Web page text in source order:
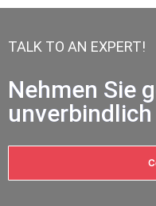
TALK TO AN EXPERT!
Nehmen Sie